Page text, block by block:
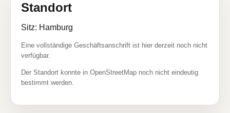
Standort
Sitz: Hamburg
Eine vollständige Geschäftsanschrift ist hier derzeit noch nicht
verfügbar.
Der Standort konnte in OpenStreetMap noch nicht eindeutig
bestimmt werden.